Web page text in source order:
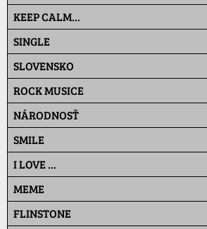
KEEP CALM...
SINGLE
SLOVENSKO
ROCK MUSICE
NÁRODNOSŤ
SMILE
I LOVE ...
MEME
FLINSTONE